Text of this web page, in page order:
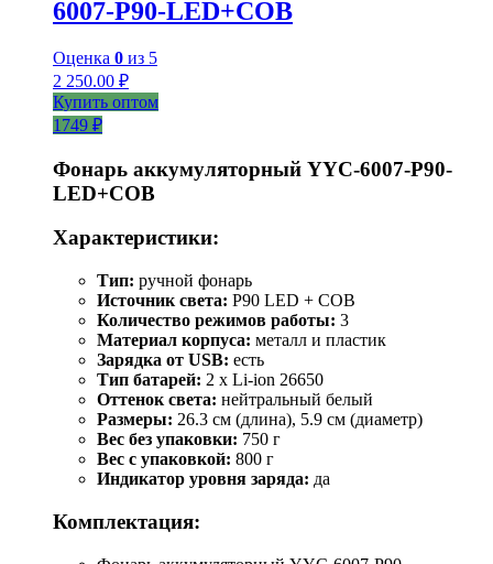
6007-Р90-LED+COB
Оценка 0 из 5
2 250.00 ₽
Купить оптом
1749 ₽
Фонарь аккумуляторный YYC-6007-P90-
LED+COB
Характеристики:
Тип: ручной фонарь
Источник света: P90 LED + COB
Количество режимов работы: 3
Материал корпуса: металл и пластик
Зарядка от USB: есть
Тип батарей: 2 х Li-ion 26650
Оттенок света: нейтральный белый
Размеры: 26.3 см (длина), 5.9 см (диаметр)
Вес без упаковки: 750 г
Вес с упаковкой: 800 г
Индикатор уровня заряда: да
Комплектация: